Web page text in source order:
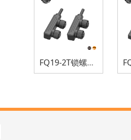
FQ19-2T锁螺纹防水连接器